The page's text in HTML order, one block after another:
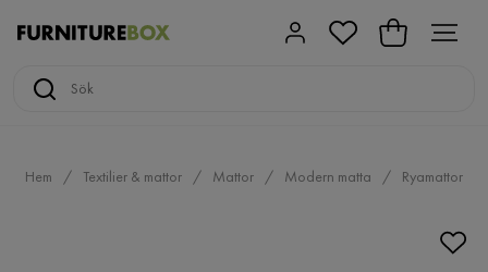
Hem Textilier & mattor Mattor Modern matta Ryamattor